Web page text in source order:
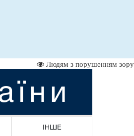
Людям з порушенням зору
ІНШЕ